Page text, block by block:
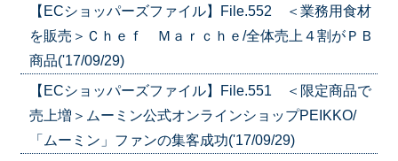
【ECショッパーズファイル】File.552 ＜業務用食材
を販売＞Ｃｈｅｆ Ｍａｒｃｈｅ/全体売上４割がＰＢ
商品('17/09/29)
【ECショッパーズファイル】File.551 ＜限定商品で
売上増＞ムーミン公式オンラインショップPEIKKO/
「ムーミン」ファンの集客成功('17/09/29)